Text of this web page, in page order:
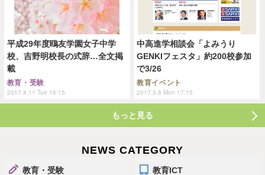
平成29年度鴎友学園女子中学
校、吉野明校長の式辞…全文掲
載
教育・受験
2017.4.11 Tue 18:15
中高進学相談会「よみうり
GENKIフェスタ」約200校参加
で3/26
教育イベント
2017.3.6 Mon 17:15
もっと見る
NEWS CATEGORY
教育・受験 教育ICT